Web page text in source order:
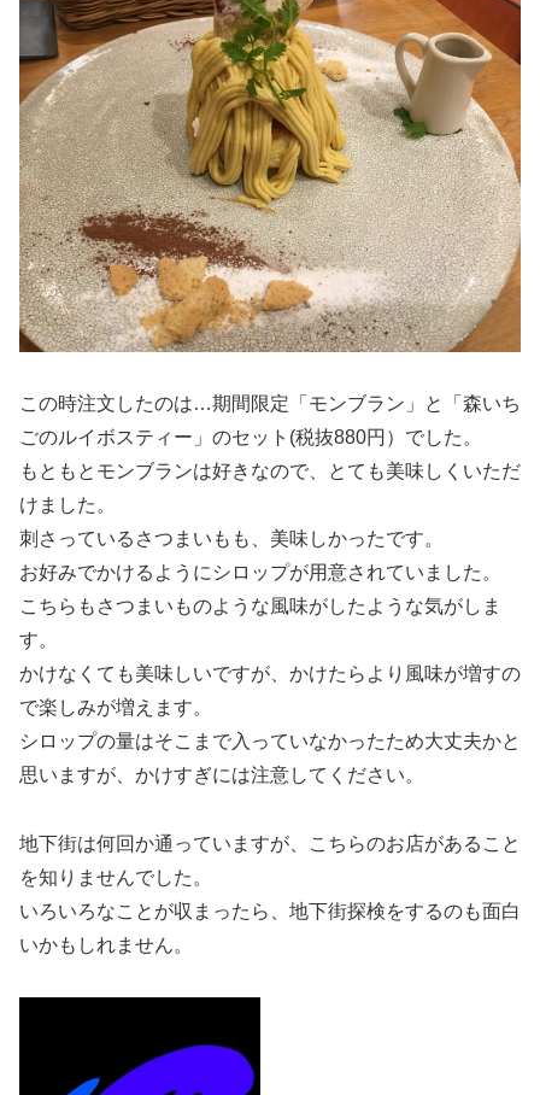
この時注文したのは…期間限定「モンブラン」と「森いち
ごのルイボスティー」のセット(税抜880円）でした。
もともとモンブランは好きなので、とても美味しくいただ
けました。
刺さっているさつまいもも、美味しかったです。
お好みでかけるようにシロップが用意されていました。
こちらもさつまいものような風味がしたような気がしま
す。
かけなくても美味しいですが、かけたらより風味が増すの
で楽しみが増えます。
シロップの量はそこまで入っていなかったため大丈夫かと
思いますが、かけすぎには注意してください。
地下街は何回か通っていますが、こちらのお店があること
を知りませんでした。
いろいろなことが収まったら、地下街探検をするのも面白
いかもしれません。